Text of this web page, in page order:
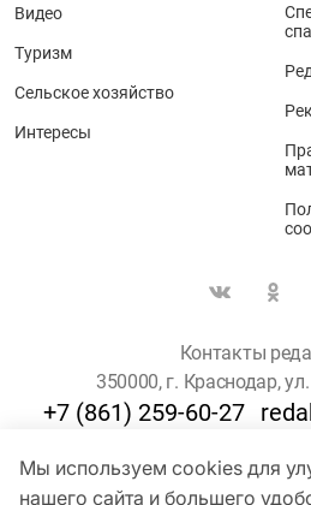
Мы используем cookies для
нашего сайта и большего
Видео
Туризм
Сельское хозяйство
Интересы
Контакты
350000, г. Краснодар,
+7 (861) 259-60-27
Для